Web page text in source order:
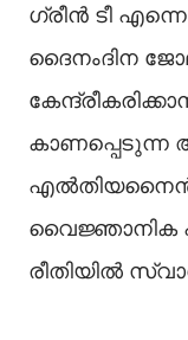
ഗ്രീൻ ടീ
ദൈനംദിന
എൽതിയനൈൻ
വൈജ്ഞാനിക
രീതിയിൽ